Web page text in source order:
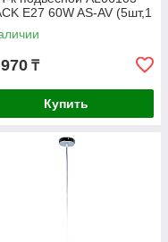
E27 60W AS-AV (5шт,1
₸
Купить